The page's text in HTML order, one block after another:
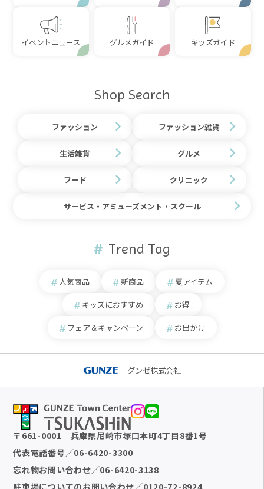
イベントニュース グルメガイド キッズガイド
Shop Search
ファッション ファッション雑貨
生活雑貨 グルメ
フード クリニック
サービス・アミューズメント・スクール
Trend Tag
人気商品 新商品 夏アイテム
キッズにおすすめ お得
フェア＆キャンペーン お出かけ
グンゼ株式会社
〒 661-0001
兵庫県尼崎市塚口本町4丁目8番1号
代表電話番号 ／06-6420-3300
忘れ物お問い合わせ／06-6420-3138
駐車場についてのお問い合わせ ／0120-72-8924